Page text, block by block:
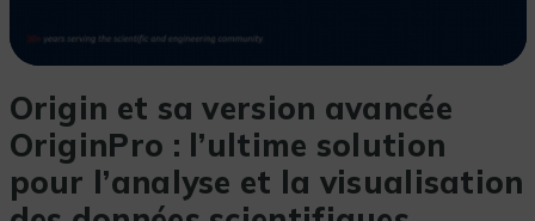
Origin et sa version avancée
OriginPro : l’ultime solution
pour l’analyse et la visualisation